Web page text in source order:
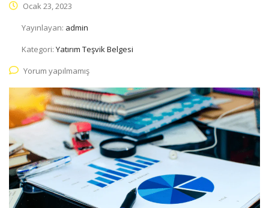
Ocak 23, 2023
Yayınlayan: admin
Kategori: Yatırım Teşvik Belgesi
Yorum yapılmamış